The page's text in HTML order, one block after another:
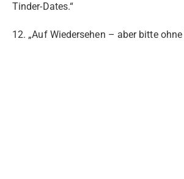
Tinder-Dates.“
12. „Auf Wiedersehen – aber bitte